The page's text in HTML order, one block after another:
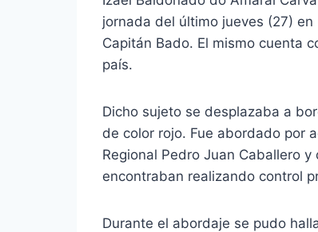
jornada del último jueves (27)
Capitán Bado. El mismo cuenta
país.
Dicho sujeto se desplazaba a
de color rojo. Fue abordado por
Regional Pedro Juan Caballero
encontraban realizando control
Durante el abordaje se pudo